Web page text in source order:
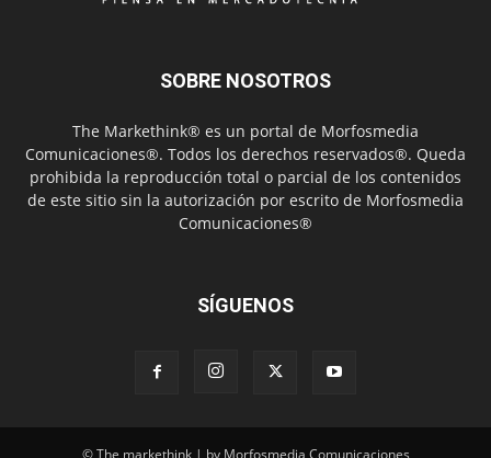
SOBRE NOSOTROS
The Markethink® es un portal de Morfosmedia
Comunicaciones®. Todos los derechos reservados®. Queda
prohibida la reproducción total o parcial de los contenidos
de este sitio sin la autorización por escrito de Morfosmedia
Comunicaciones®
SÍGUENOS
© The markethink | by Morfosmedia Comunicaciones